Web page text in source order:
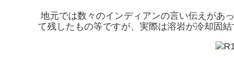
地元では数々のインディアンの言い伝えがあ
て残したもの等ですが、実際は溶岩が冷却固